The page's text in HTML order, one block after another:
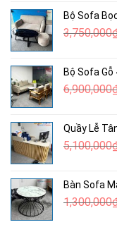
Bộ Sofa
3,750,000
Bộ Sofa Gỗ
6,900,000
Quầy Lễ
5,100,000
Bàn Sofa
1,300,000